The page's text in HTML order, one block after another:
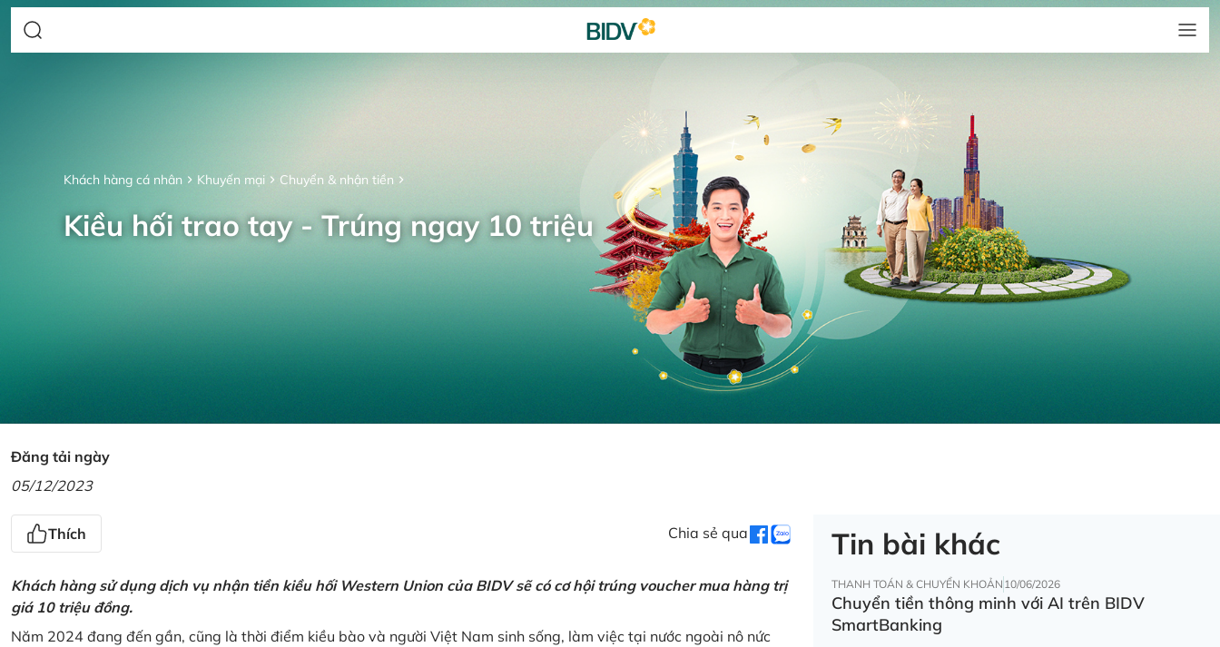
Khách hàng cá nhân Khuyến mại Chuyển & nhận tiền
Kiều hối trao tay - Trúng ngay 10 triệu
Đăng tải ngày
05/12/2023
Thích Chia sẻ qua
Khách hàng sử dụng dịch vụ nhận tiền kiều hối Western Union của BIDV sẽ có cơ hội trúng voucher mua hàng trị
giá 10 triệu đồng.
Năm 2024 đang đến gần, cũng là thời điểm kiều bào và người Việt Nam sinh sống, làm việc tại nước ngoài nô nức
Tin bài khác
THANH TOÁN & CHUYỂN KHOẢN 10/06/2026
Chuyển tiền thông minh với AI trên BIDV
SmartBanking